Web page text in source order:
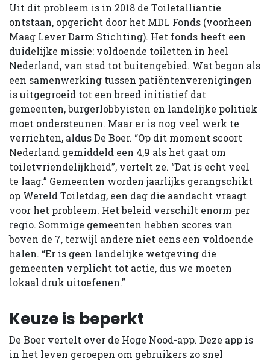
Uit dit probleem is in 2018 de Toiletalliantie
ontstaan, opgericht door het MDL Fonds (voorheen
Maag Lever Darm Stichting). Het fonds heeft een
duidelijke missie: voldoende toiletten in heel
Nederland, van stad tot buitengebied. Wat begon als
een samenwerking tussen patiëntenverenigingen
is uitgegroeid tot een breed initiatief dat
gemeenten, burgerlobbyisten en landelijke politiek
moet ondersteunen. Maar er is nog veel werk te
verrichten, aldus De Boer. “Op dit moment scoort
Nederland gemiddeld een 4,9 als het gaat om
toiletvriendelijkheid”, vertelt ze. “Dat is echt veel
te laag.” Gemeenten worden jaarlijks gerangschikt
op Wereld Toiletdag, een dag die aandacht vraagt
voor het probleem. Het beleid verschilt enorm per
regio. Sommige gemeenten hebben scores van
boven de 7, terwijl andere niet eens een voldoende
halen. “Er is geen landelijke wetgeving die
gemeenten verplicht tot actie, dus we moeten
lokaal druk uitoefenen.”
Keuze is beperkt
De Boer vertelt over de Hoge Nood-app. Deze app is
in het leven geroepen om gebruikers zo snel